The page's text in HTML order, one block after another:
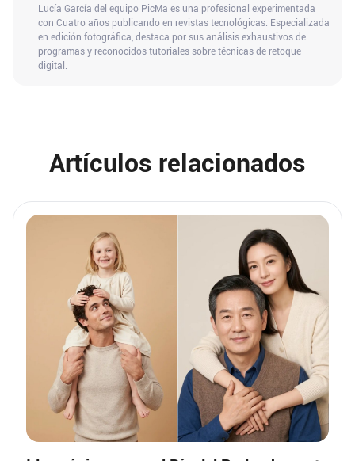
Lucía García del equipo PicMa es una profesional experimentada
con Cuatro años publicando en revistas tecnológicas. Especializada
en edición fotográfica, destaca por sus análisis exhaustivos de
programas y reconocidos tutoriales sobre técnicas de retoque
digital.
Artículos relacionados